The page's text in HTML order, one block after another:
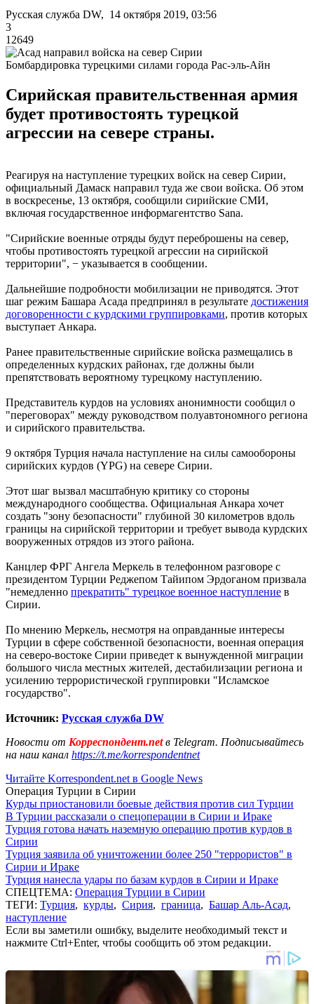
Русская служба DW, 14 октября 2019, 03:56
3
12649
Бомбардировка турецкими силами города Рас-эль-Айн
Сирийская правительственная армия
будет противостоять турецкой
агрессии на севере страны.
Реагируя на наступление турецких войск на север Сирии,
официальный Дамаск направил туда же свои войска. Об этом
в воскресенье, 13 октября, сообщили сирийские СМИ,
включая государственное информагентство Sana.
"Сирийские военные отряды будут переброшены на север,
чтобы противостоять турецкой агрессии на сирийской
территории", − указывается в сообщении.
Дальнейшие подробности мобилизации не приводятся. Этот
шаг режим Башара Асада предпринял в результате достижения
договоренности с курдскими группировками, против которых
выступает Анкара.
Ранее правительственные сирийские войска размещались в
определенных курдских районах, где должны были
препятствовать вероятному турецкому наступлению.
Представитель курдов на условиях анонимности сообщил о
"переговорах" между руководством полуавтономного региона
и сирийского правительства.
9 октября Турция начала наступление на силы самообороны
сирийских курдов (YPG) на севере Сирии.
Этот шаг вызвал масштабную критику со стороны
международного сообщества. Официальная Анкара хочет
создать "зону безопасности" глубиной 30 километров вдоль
границы на сирийской территории и требует вывода курдских
вооруженных отрядов из этого района.
Канцлер ФРГ Ангела Меркель в телефонном разговоре с
президентом Турции Реджепом Тайипом Эрдоганом призвала
"немедленно прекратить" турецкое военное наступление в
Сирии.
По мнению Меркель, несмотря на оправданные интересы
Турции в сфере собственной безопасности, военная операция
на северо-востоке Сирии приведет к вынужденной миграции
большого числа местных жителей, дестабилизации региона и
усилению террористической группировки "Исламское
государство".
Источник: Русская служба DW
Новости от Корреспондент.netв Telegram. Подписывайтесь
на наш канал https://t.me/korrespondentnet
Читайте Korrespondent.net в Google News
Операция Турции в Сирии
Курды приостановили боевые действия против сил Турции
В Турции рассказали о спецоперации в Сирии и Ираке
Турция готова начать наземную операцию против курдов в
Сирии
Турция заявила об уничтожении более 250 "террористов" в
Сирии и Ираке
Турция нанесла удары по базам курдов в Сирии и Ираке
СПЕЦТЕМА: Операция Турции в Сирии
ТЕГИ: Турция, курды, Сирия, граница, Башар Аль-Асад,
наступление
Если вы заметили ошибку, выделите необходимый текст и
нажмите Ctrl+Enter, чтобы сообщить об этом редакции.